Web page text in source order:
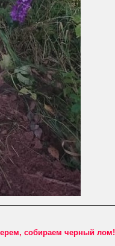
собираем черный лом!